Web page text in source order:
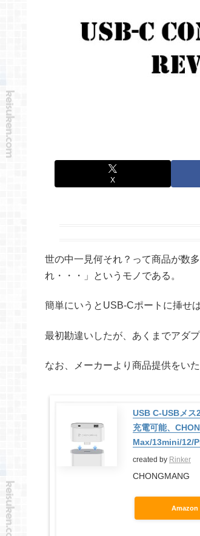
X
世の中一見何それ？って商品が数
れ・・・」というモノである。
簡単にいうとUSB-Cポートに挿せ
最初勘違いしたが、あくまでアダ
なお、メーカーより商品提供をい
USB C-USBメス
充電可能、
Max/13mini/12/
created by Rinker
CHONGMANG
Amazon